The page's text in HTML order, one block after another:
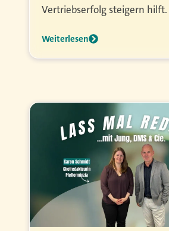
Vertriebserfolg steigern hilft.
Weiterlesen